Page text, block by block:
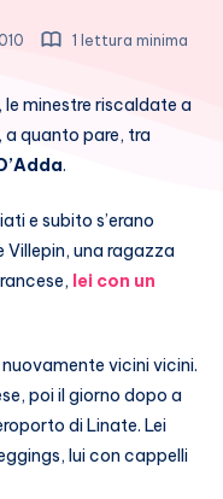
1 lettura minima
le minestre riscaldate a
quanto pare, tra
.
e subito s’erano
una ragazza
lei con un
vicini vicini.
poi il giorno dopo a
di Linate. Lei
lui con cappelli